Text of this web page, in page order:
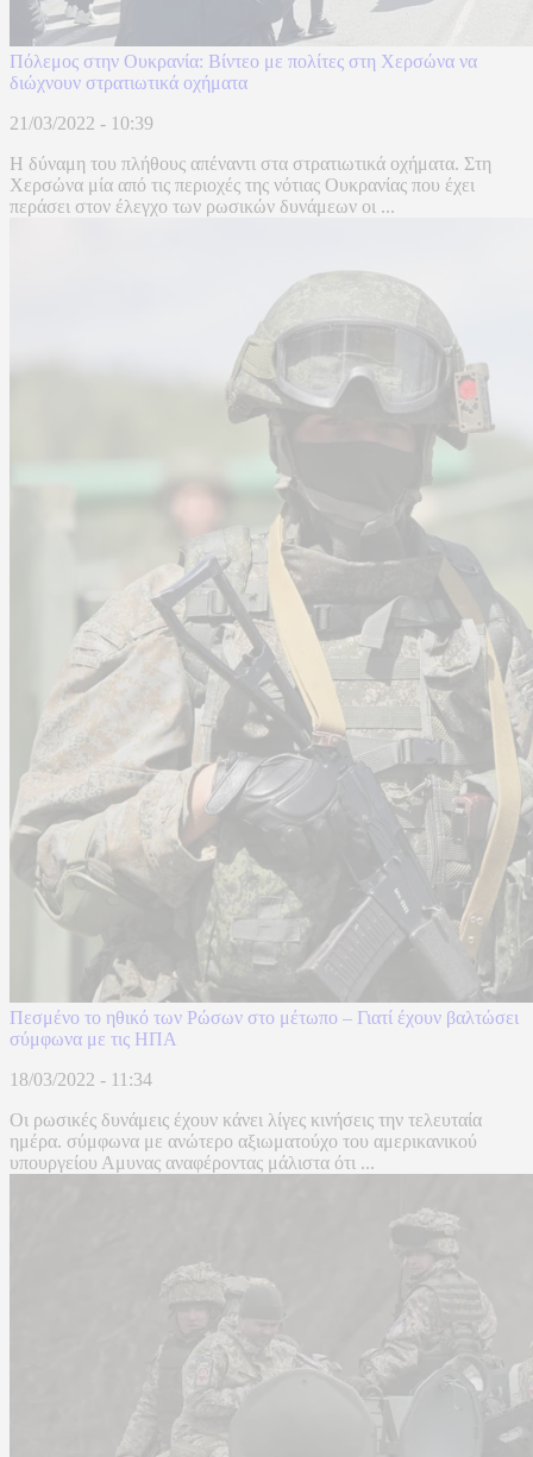
Πόλεμος στην Ουκρανία: Βίντεο με πολίτες στη Χερσώνα να
διώχνουν στρατιωτικά οχήματα
21/03/2022 - 10:39
Η δύναμη του πλήθους απέναντι στα στρατιωτικά οχήματα. Στη
Χερσώνα μία από τις περιοχές της νότιας Ουκρανίας που έχει
περάσει στον έλεγχο των ρωσικών δυνάμεων οι ...
Πεσμένο το ηθικό των Ρώσων στο μέτωπο – Γιατί έχουν βαλτώσει
σύμφωνα με τις ΗΠΑ
18/03/2022 - 11:34
Οι ρωσικές δυνάμεις έχουν κάνει λίγες κινήσεις την τελευταία
ημέρα. σύμφωνα με ανώτερο αξιωματούχο του αμερικανικού
υπουργείου Αμυνας αναφέροντας μάλιστα ότι ...